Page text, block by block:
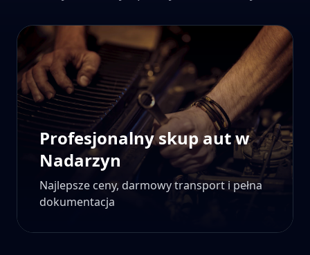
Profesjonalny skup aut w
Nadarzyn
Najlepsze ceny, darmowy transport i pełna
dokumentacja